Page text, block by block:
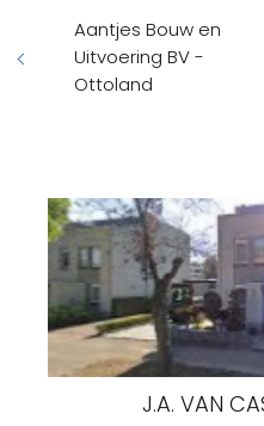
Aantjes Bouw en
Uitvoering BV -
Ottoland
J.A. VAN